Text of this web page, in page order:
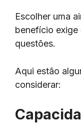
Escolher uma
benefício exige
questões.
Aqui estão
considerar: